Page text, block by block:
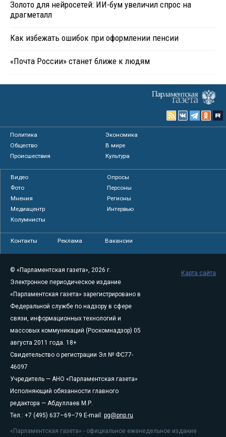
Золото для нейросетей: ИИ-бум увеличил спрос на
драгметалл
Как избежать ошибок при оформлении пенсии
«Почта России» станет ближе к людям
Политика
Экономика
Общество
В мире
Происшествия
Культура
Видео
Опросы
Фото
Персоны
Мнения
Регионы
Медиацентр
Интервью
Колумнисты
Контакты Реклама Вакансии
© «Парламентская газета», 2026 г.
Электронное периодическое издание
«Парламентская газета» зарегистрировано в
Федеральной службе по надзору в сфере
связи, информационных технологий и
массовых коммуникаций (Роскомнадзор) 05
августа 2011 года. 18+
Свидетельство о регистрации Эл № ФС77-
46097
Учредитель — АНО «Парламентская газета»
Исполняющий обязанности главного
редактора — Абдуллаев М.Р.
Тел.: +7 (495) 637–69–79 E-mail: pg@pnp.ru
«Парламентская газета» - официальное еженедельное издание
Карта сайта